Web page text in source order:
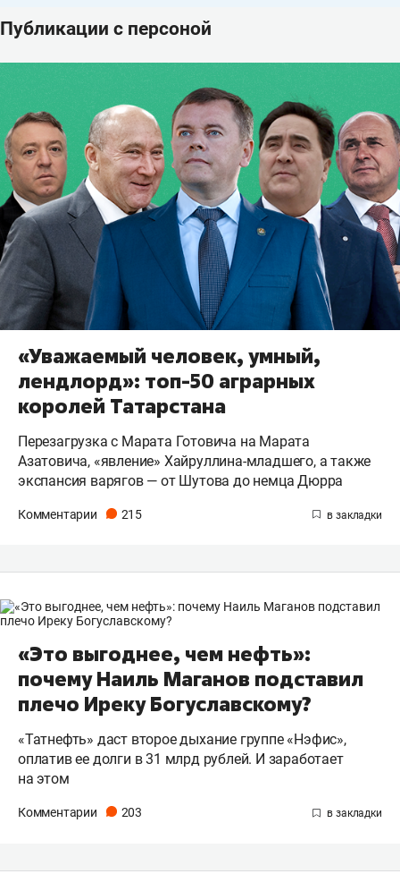
Публикации с персоной
«Уважаемый человек, умный,
лендлорд»: топ-50 аграрных
королей Татарстана
Перезагрузка с Марата Готовича на Марата
Азатовича, «явление» Хайруллина-младшего, а также
экспансия варягов — от Шутова до немца Дюрра
Комментарии 215
«Это выгоднее, чем нефть»:
почему Наиль Маганов подставил
плечо Иреку Богуславскому?
«Татнефть» даст второе дыхание группе «Нэфис»,
оплатив ее долги в 31 млрд рублей. И заработает
на этом
Комментарии 203